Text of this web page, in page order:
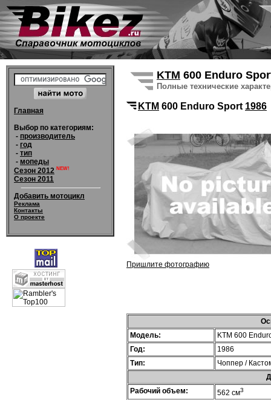
Главная
Выбор по категориям:
- производитель
- год
- тип
- мопеды
Сезон 2012 NEW!
Сезон 2011
Добавить мотоцикл
Реклама
Контакты
О проекте
KTM 600 Enduro
Полные технические
KTM 600 Enduro Sport 1986
Пришлите фотографию
Модель:
KTM 600
Год:
1986
Тип:
Чоппер /
Рабочий объем:
562 см3